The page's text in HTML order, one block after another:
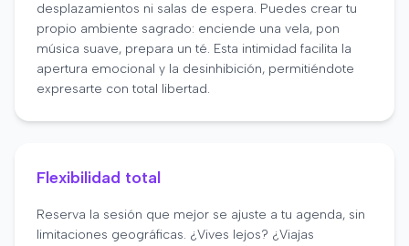
desplazamientos ni salas de espera. Puedes crear tu
propio ambiente sagrado: enciende una vela, pon
música suave, prepara un té. Esta intimidad facilita la
apertura emocional y la desinhibición, permitiéndote
expresarte con total libertad.
Flexibilidad total
Reserva la sesión que mejor se ajuste a tu agenda, sin
limitaciones geográficas. ¿Vives lejos? ¿Viajas